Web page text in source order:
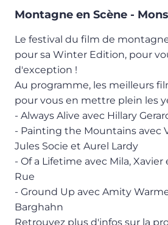
Montagne en Scène - Mons
Le festival du film de
pour sa Winter Edition, pour
d'exception !
Au programme, les meilleurs
pour vous en mettre plein les
- Always Alive avec Hillary
- Painting the Mountains avec
Jules Socie et Aurel Lardy
- Of a Lifetime avec Mila,
Rue
- Ground Up avec Amity
Barghahn
Retrouvez plus d'infos sur la